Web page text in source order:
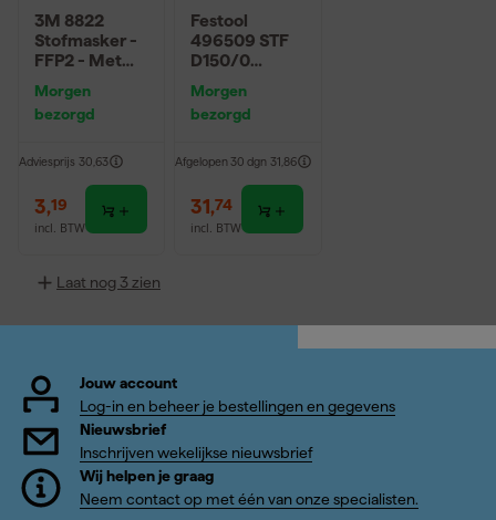
3M 8822
Stofmasker -
FFP2 - Met
Morgen
bezorgd
Adviesprijs 30,63
3,19
incl. BTW
Festool
496509 STF
D150/0
150mm - Hout
(10st)
Morgen
bezorgd
Afgelopen 30 dgn 31,86
31,74
incl. BTW
Laat nog 3 zien
Jouw account
Log-in en beheer je bestellingen en gegevens
Nieuwsbrief
Inschrijven wekelijkse nieuwsbrief
Wij helpen je graag
Neem contact op met één van onze specialisten.